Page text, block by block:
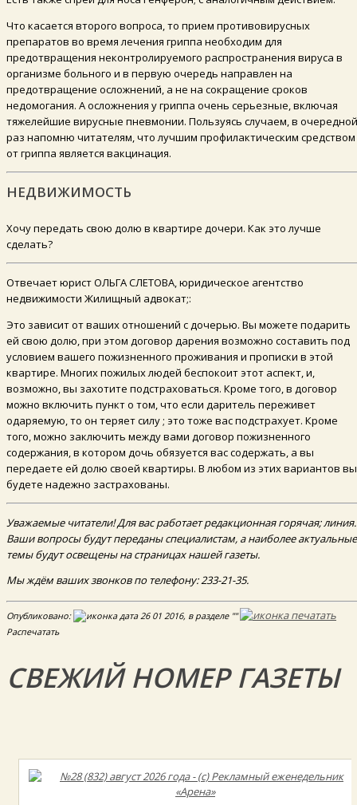
Что касается второго вопроса, то прием противовирусных
препаратов во время лечения гриппа необходим для
предотвращения неконтролируемого распространения вируса в
организме больного и в первую очередь направлен на
предотвращение осложнений, а не на сокращение сроков
недомогания. А осложнения у гриппа очень серьезные, включая
тяжелейшие вирусные пневмонии. Пользуясь случаем, в очередной
раз напомню читателям, что лучшим профилактическим средством
от гриппа является вакцинация.
НЕДВИЖИМОСТЬ
Хочу передать свою долю в квартире дочери. Как это лучше
сделать?
Отвечает юрист ОЛЬГА СЛЕТОВА, юридическое агентство
недвижимости Жилищный адвокат;:
Это зависит от ваших отношений с дочерью. Вы можете подарить
ей свою долю, при этом договор дарения возможно составить под
условием вашего пожизненного проживания и прописки в этой
квартире. Многих пожилых людей беспокоит этот аспект, и,
возможно, вы захотите подстраховаться. Кроме того, в договор
можно включить пункт о том, что если даритель переживет
одаряемую, то он теряет силу ; это тоже вас подстрахует. Кроме
того, можно заключить между вами договор пожизненного
содержания, в котором дочь обязуется вас содержать, а вы
передаете ей долю своей квартиры. В любом из этих вариантов вы
будете надежно застрахованы.
Уважаемые читатели! Для вас работает редакционная горячая; линия.
Ваши вопросы будут переданы специалистам, а наиболее актуальные
темы будут освещены на страницах нашей газеты.
Мы ждём ваших звонков по телефону: 233-21-35.
Опубликовано:
26 01 2016, в разделе ""
Распечатать
СВЕЖИЙ НОМЕР ГАЗЕТЫ